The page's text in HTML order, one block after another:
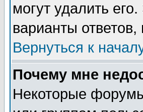
могут удалить
варианты
Вернуться к
Почему мне
Некоторые